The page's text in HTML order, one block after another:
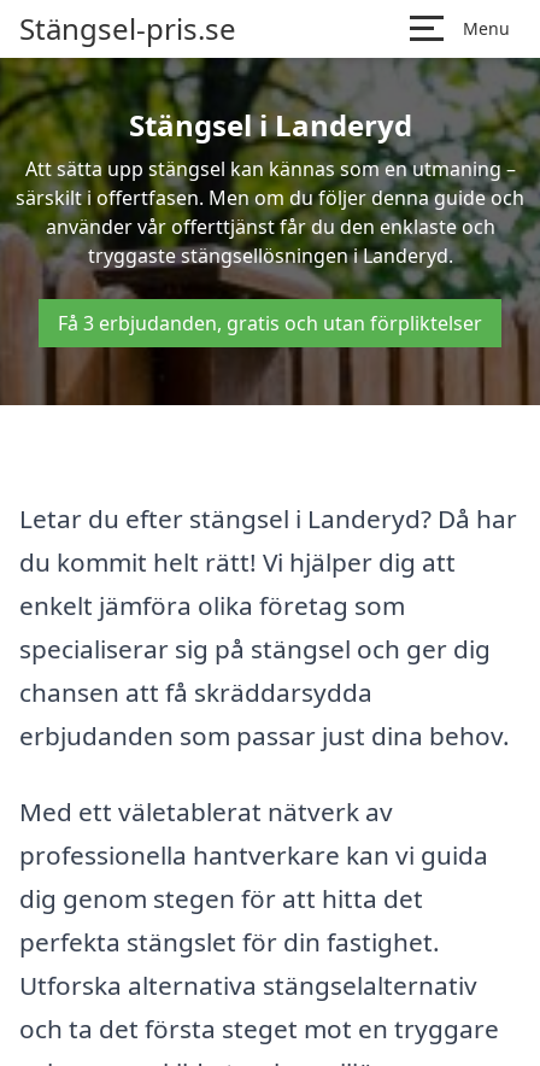
Stängsel-pris.se Menu
Stängsel i Landeryd
Att sätta upp stängsel kan kännas som en utmaning –
särskilt i offertfasen. Men om du följer denna guide och
använder vår offerttjänst får du den enklaste och
tryggaste stängsellösningen i Landeryd.
Få 3 erbjudanden, gratis och utan förpliktelser
Letar du efter stängsel i Landeryd? Då har
du kommit helt rätt! Vi hjälper dig att
enkelt jämföra olika företag som
specialiserar sig på stängsel och ger dig
chansen att få skräddarsydda
erbjudanden som passar just dina behov.
Med ett väletablerat nätverk av
professionella hantverkare kan vi guida
dig genom stegen för att hitta det
perfekta stängslet för din fastighet.
Utforska alternativa stängselalternativ
och ta det första steget mot en tryggare